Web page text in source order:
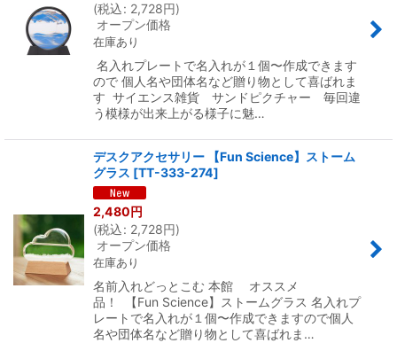
(税込: 2,728円)
オープン価格
在庫あり
名入れプレートで名入れが１個〜作成できます
ので 個人名や団体名など贈り物として喜ばれま
す サイエンス雑貨 サンドピクチャー 毎回違
う模様が出来上がる様子に魅…
デスクアクセサリー 【Fun Science】ストーム
グラス [TT-333-274]
2,480円
(税込: 2,728円)
オープン価格
在庫あり
名前入れどっとこむ 本館 オススメ
品！ 【Fun Science】ストームグラス 名入れプ
レートで名入れが１個〜作成できますので個人
名や団体名など贈り物として喜ばれま…